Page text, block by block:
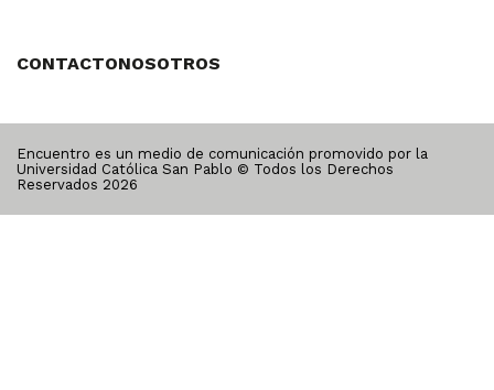
CONTACTONOSOTROS
Encuentro es un medio de comunicación promovido por la
Universidad Católica San Pablo © Todos los Derechos
Reservados 2026